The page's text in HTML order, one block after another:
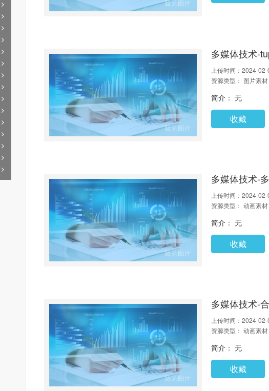
多媒体技术-
上传时间：2024-
资源类型： 图片素材
简介： 无
收藏
多媒体技术-
上传时间：2024-
资源类型： 动画素材
简介： 无
收藏
多媒体技术-
上传时间：2024-
资源类型： 动画素材
简介： 无
收藏